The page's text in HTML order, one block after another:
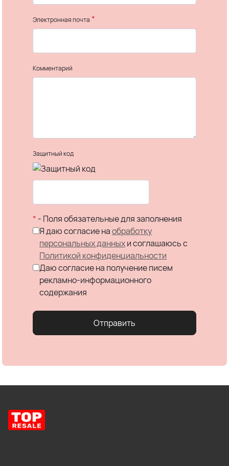
Электронная почта *
Комментарий
Защитный код
* - Поля обязательные для заполнения
Я даю согласие наобработку
персональных данныхи соглашаюсь c
Политикой конфиденциальности
Даю согласие на получение писем
рекламно-информационного
содержания
Отправить